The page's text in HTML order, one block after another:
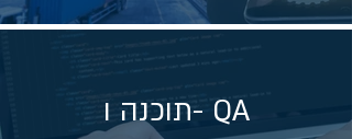
תוכנה ו- QA